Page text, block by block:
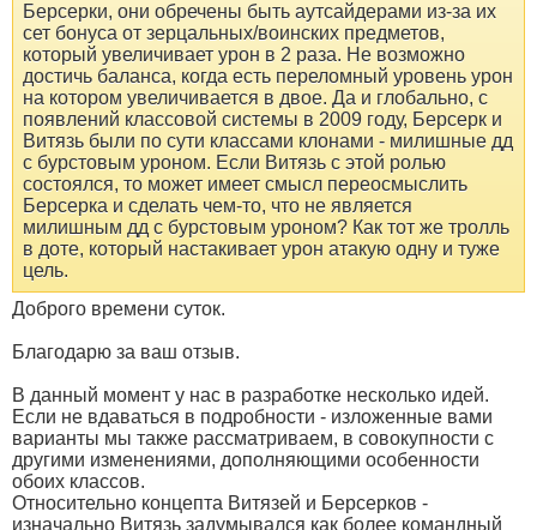
Берсерки, они обречены быть аутсайдерами из-за их
сет бонуса от зерцальных/воинских предметов,
который увеличивает урон в 2 раза. Не возможно
достичь баланса, когда есть переломный уровень урон
на котором увеличивается в двое. Да и глобально, с
появлений классовой системы в 2009 году, Берсерк и
Витязь были по сути классами клонами - милишные дд
с бурстовым уроном. Если Витязь с этой ролью
состоялся, то может имеет смысл переосмыслить
Берсерка и сделать чем-то, что не является
милишным дд с бурстовым уроном? Как тот же тролль
в доте, который настакивает урон атакую одну и туже
цель.
Доброго времени суток.
Благодарю за ваш отзыв.
В данный момент у нас в разработке несколько идей.
Если не вдаваться в подробности - изложенные вами
варианты мы также рассматриваем, в совокупности с
другими изменениями, дополняющими особенности
обоих классов.
Относительно концепта Витязей и Берсерков -
изначально Витязь задумывался как более командный